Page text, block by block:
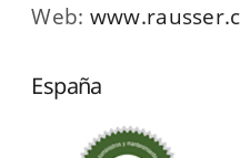
Web:
España